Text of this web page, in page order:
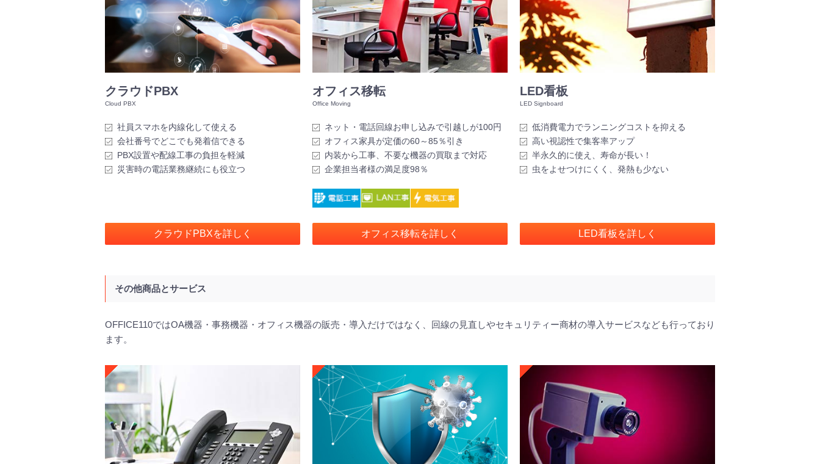
クラウドPBX
社員スマホを内線化して使える
会社番号でどこでも発着信できる
PBX設置や配線工事の負担を軽減
災害時の電話業務継続にも役立つ
クラウドPBXを詳しく
オフィス移転
ネット・電話回線お申し込みで引越しが100円
オフィス家具が定価の60～85％引き
内装から工事、不要な機器の買取まで対応
企業担当者様の満足度98％
オフィス移転を詳しく
LED看板
低消費電力でランニングコストを抑える
高い視認性で集客率アップ
半永久的に使え、寿命が長い！
虫をよせつけにくく、発熱も少ない
LED看板を詳しく
その他商品とサービス
OFFICE110ではOA機器・事務機器・オフィス機器の販売・導入だけではなく、回線の見直しやセキュリティー商材の導入サービスなども行っており
ます。